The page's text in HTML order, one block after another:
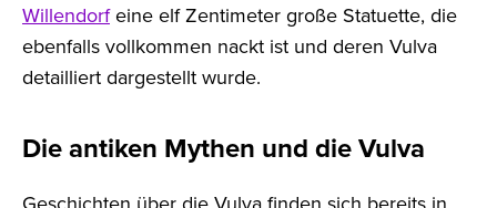
Willendorfeine elf Zentimeter große Statuette, die
ebenfalls vollkommen nackt ist und deren Vulva
detailliert dargestellt wurde.
Die antiken Mythen und die Vulva